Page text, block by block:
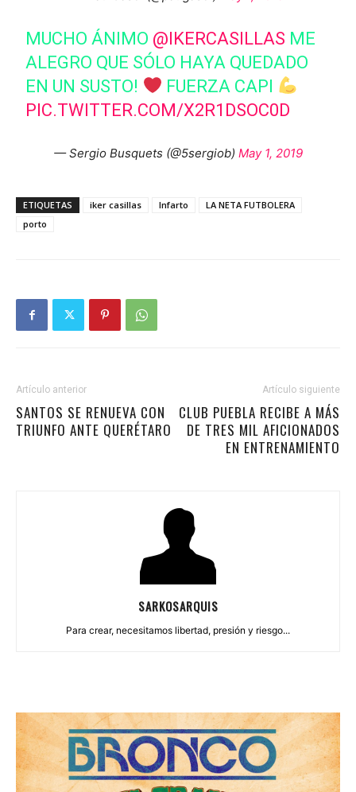
MUCHO ÁNIMO @IKERCASILLAS ME
ALEGRO QUE SÓLO HAYA QUEDADO
EN UN SUSTO!
FUERZA CAPI
PIC.TWITTER.COM/X2R1DSOC0D
— Sergio Busquets (@5sergiob) May 1, 2019
ETIQUETAS iker casillas Infarto
LA NETA FUTBOLERA
porto
Artículo anterior
SANTOS SE RENUEVA CON
TRIUNFO ANTE QUERÉTARO
Artículo siguiente
CLUB PUEBLA RECIBE A MÁS
DE TRES MIL AFICIONADOS
EN ENTRENAMIENTO
SARKOSARQUIS
Para crear, necesitamos libertad, presión y riesgo...